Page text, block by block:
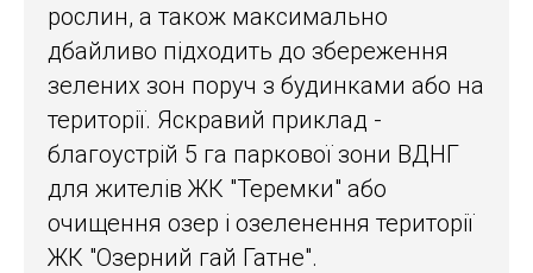
рослин, а також максимально
дбайливо підходить до збереження
зелених зон поруч з будинками або на
території. Яскравий приклад -
благоустрій 5 га паркової зони ВДНГ
для жителів ЖК "Теремки" або
очищення озер і озеленення території
ЖК "Озерний гай Гатне".